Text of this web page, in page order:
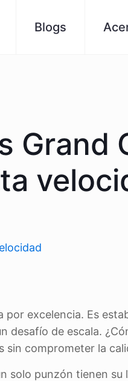
Blogs
Grand
excelencia. Es
desafío de escala.
sin comprometer la
solo punzón tienen su